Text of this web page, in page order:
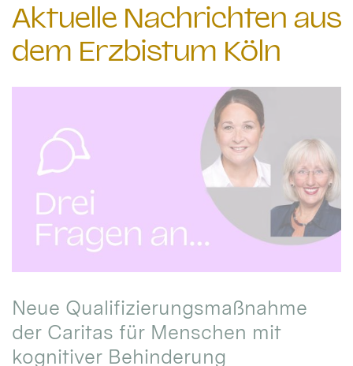
Aktuelle Nachrichten aus
dem Erzbistum Köln
Neue Qualifizierungsmaßnahme
der Caritas für Menschen mit
kognitiver Behinderung